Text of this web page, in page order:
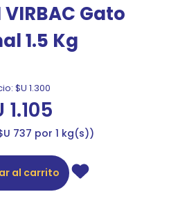
Gato
1.5 Kg
$U 1.300
1.105
737 por 1 kg(s)
al carrito